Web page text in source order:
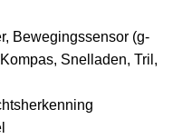
Bewegingssensor (g-
Snelladen, Tril,